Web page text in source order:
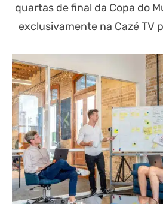
quartas de final da Copa do
exclusivamente na Cazé TV